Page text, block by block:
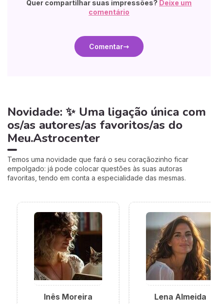
Quer compartilhar suas impressões? Deixe um
comentário
Comentar
Novidade: ✨ Uma ligação única com
os/as autores/as favoritos/as do
Meu.Astrocenter
Temos uma novidade que fará o seu coraçãozinho ficar
empolgado: já pode colocar questões às suas autoras
favoritas, tendo em conta a especialidade das mesmas.
Inês Moreira Lena Almeida